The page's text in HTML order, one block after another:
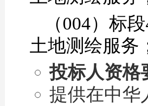
（004）标
土地测绘服务
投标人资格
提供在中华